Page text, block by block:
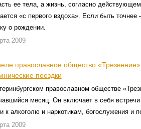
ее тела, а жизнь, согласно
«с первого вздоха». Если быть
о рождении.
2009
православное общество
поездки
православном обществе
месяц. Он включает в себя
к алкоголю и наркотикам, богослужения и
2009